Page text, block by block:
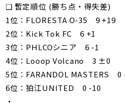
❑ 暫定順位 (勝ち点・得失差)
1位：FLORESTA O-35 9 +19
2位：Kick Tok FC 6 +1
3位：PHLCOシニア 6 -1
4位：Looop Volcano 3 ±0
5位：FARANDOL MASTERS 0
6位：狛江UNITED 0 -10
・